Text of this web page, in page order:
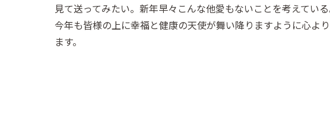
見て送ってみたい。新年早々こんな他愛もないことを考えている
今年も皆様の上に幸福と健康の天使が舞い降りますように心よ
ます。